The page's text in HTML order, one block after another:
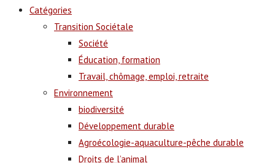
Catégories
Transition Sociétale
Société
Éducation, formation
Travail, chômage, emploi, retraite
Environnement
biodiversité
Développement durable
Agroécologie-aquaculture-pêche durable
Droits de l’animal